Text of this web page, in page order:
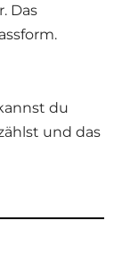
Das
du
und das